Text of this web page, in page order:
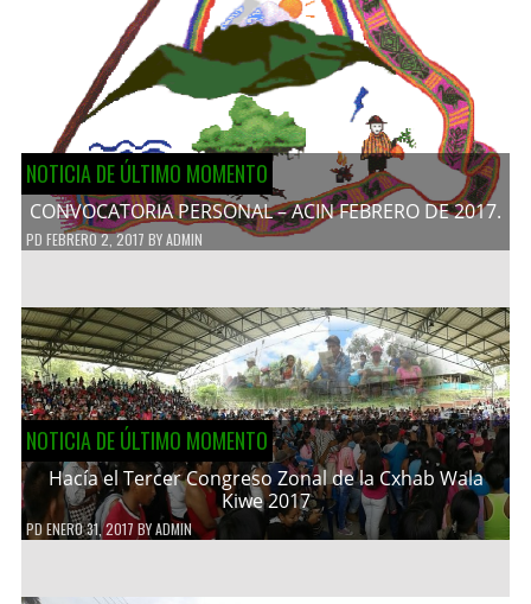
NOTICIA DE ÚLTIMO MOMENTO
CONVOCATORIA PERSONAL – ACIN FEBRERO DE 2017.
PD FEBRERO 2, 2017 BYADMIN
NOTICIA DE ÚLTIMO MOMENTO
Hacía el Tercer Congreso Zonal de la Cxhab Wala
Kiwe 2017
PDENERO 31, 2017 BYADMIN